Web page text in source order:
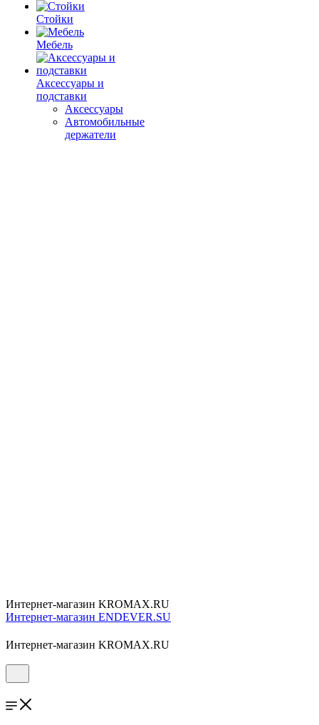
Стойки
Мебель
Аксессуары и
подставки
Аксессуары
Автомобильные
держатели
Интернет-магазин KROMAX.RU
Интернет-магазин ENDEVER.SU
Интернет-магазин KROMAX.RU